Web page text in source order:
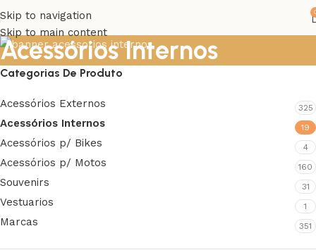
Skip to navigation
Skip to main content
Acessórios Internos
Categorias De Produto
Acessórios Externos 325
Acessórios Internos 19
Acessórios p/ Bikes 4
Acessórios p/ Motos 160
Souvenirs 31
Vestuarios 1
Marcas 351